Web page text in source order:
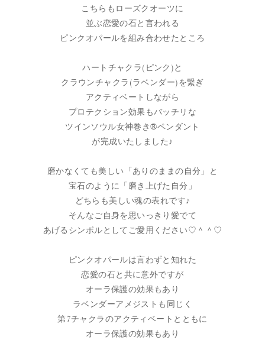
こちらもローズクオーツに
並ぶ恋愛の石と言われる
ピンクオパールを組み合わせたところ
ハートチャクラ(ピンク)と
クラウンチャクラ(ラベンダー)を繋ぎ
アクティベートしながら
プロテクション効果もバッチリな
ツインソウル女神巻き®ペンダント
が完成いたしました♪
磨かなくても美しい「ありのままの自分」と
宝石のように「磨き上げた自分」
どちらも美しい魂の表れです♪
そんなご自身を思いっきり愛でて
あげるシンボルとしてご愛用ください♡＾＾♡
ピンクオパールは言わずと知れた
恋愛の石と共に意外ですが
オーラ保護の効果もあり
ラベンダーアメジストも同じく
第7チャクラのアクティベートとともに
オーラ保護の効果もあり